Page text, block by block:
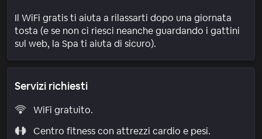
Il WiFi gratis ti aiuta a rilassarti dopo una giornata
tosta (e se non ci riesci neanche guardando i gattini
sul web, la Spa ti aiuta di sicuro).
Servizi richiesti
WiFi gratuito.
Centro fitness con attrezzi cardio e pesi.